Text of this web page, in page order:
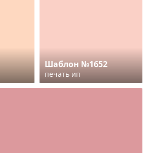
Шаблон №1652
печать ип